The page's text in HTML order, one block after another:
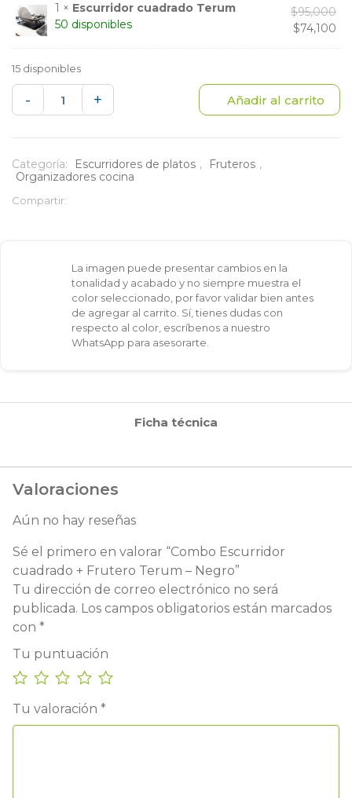
1 × Escurridor cuadrado Terum
50 disponibles
$95,000El
$74,100
15 disponibles
-
Combo
cuadrado
Negro
cantidad
+ Añadir al carrito
Categoría: Escurridores de platos , Fruteros ,
Organizadores cocina
Compartir:
La imagen puede presentar cambios en la
tonalidad y acabado y no siempre muestra el
color seleccionado, por favor validar bien antes
de agregar al carrito. Sí, tienes dudas con
respecto al color, escríbenos a nuestro
WhatsApp para asesorarte.
Ficha técnica
Valoraciones
Aún no hay reseñas
Sé el primero en valorar “Combo Escurridor
cuadrado + Frutero Terum – Negro”
Tu dirección de correo electrónico no será
publicada. Los campos obligatorios están marcados
con *
Tu puntuación
Tu valoración *